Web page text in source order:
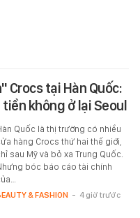
Crocs tại Hàn Quốc:
không ở lại Seoul
Quốc là thị trường có nhiều
hàng Crocs thứ hai thế giới,
sau Mỹ và bỏ xa Trung Quốc.
bóc báo cáo tài chính
& FASHION - 4 giờ trước